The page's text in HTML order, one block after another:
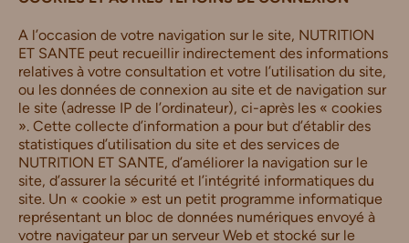
A l’occasion de votre navigation sur le site, NUTRITION
ET SANTE peut recueillir indirectement des informations
relatives à votre consultation et votre l’utilisation du site,
ou les données de connexion au site et de navigation sur
le site (adresse IP de l’ordinateur), ci-après les « cookies
». Cette collecte d’information a pour but d’établir des
statistiques d’utilisation du site et des services de
NUTRITION ET SANTE, d’améliorer la navigation sur le
site, d’assurer la sécurité et l’intégrité informatiques du
site. Un « cookie » est un petit programme informatique
représentant un bloc de données numériques envoyé à
votre navigateur par un serveur Web et stocké sur le